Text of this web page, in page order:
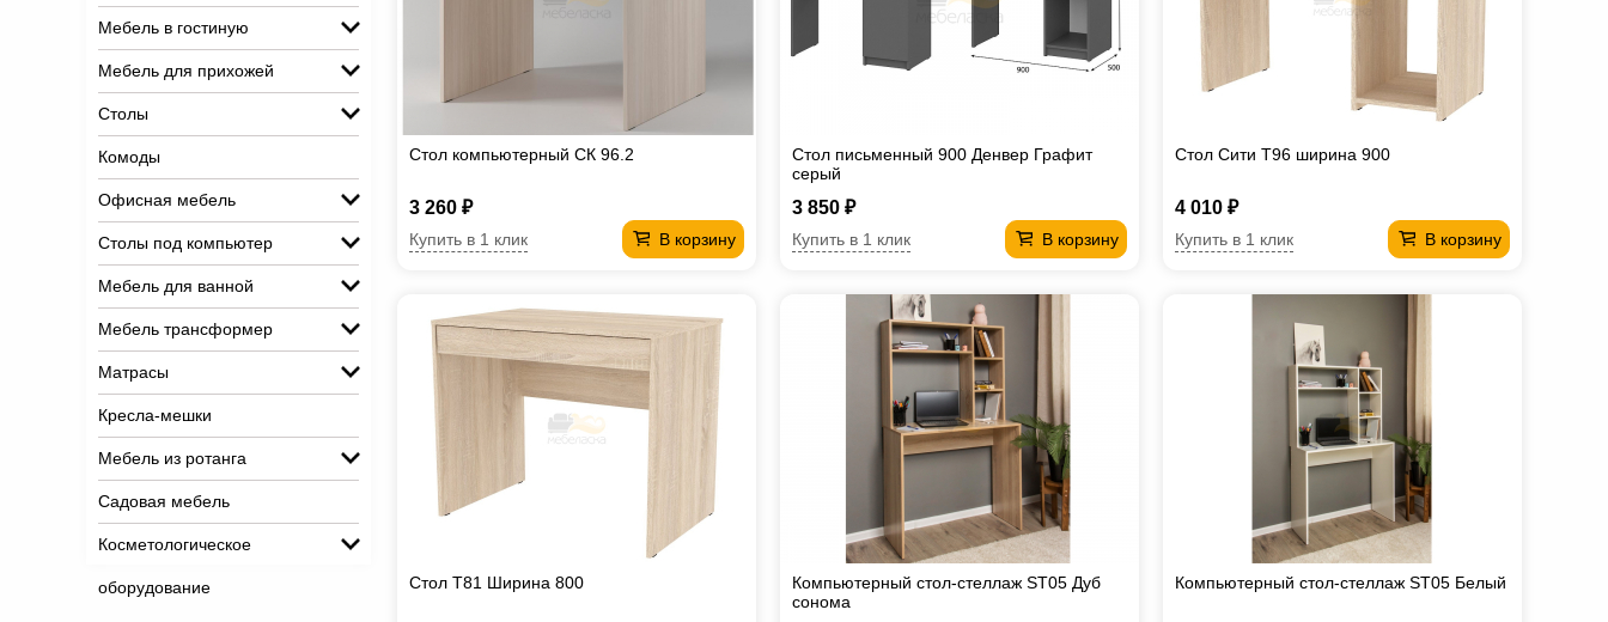
Мебель в гостиную
Мебель для прихожей
Столы
Комоды
Офисная мебель
Столы под компьютер
Мебель для ванной
Мебель трансформер
Матрасы
Кресла-мешки
Мебель из ротанга
Садовая мебель
Косметологическое
оборудование
Стол компьютерный СК 96.2
3 260 ₽
В корзину
Купить в 1 клик
Стол письменный 900 Денвер Графит
серый
3 850 ₽
В корзину
Купить в 1 клик
Стол Сити T96 ширина 900
4 010 ₽
В корзину
Купить в 1 клик
Стол T81 Ширина 800
Компьютерный стол-стеллаж ST05 Дуб
сонома
Компьютерный стол-стеллаж ST05 Белый